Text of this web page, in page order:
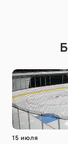
15 июля